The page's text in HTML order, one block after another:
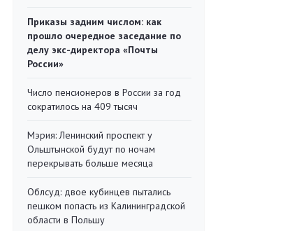
Приказы задним числом: как
прошло очередное заседание по
делу экс-директора «Почты
России»
Число пенсионеров в России за год
сократилось на 409 тысяч
Мэрия: Ленинский проспект у
Ольштынской будут по ночам
перекрывать больше месяца
Облсуд: двое кубинцев пытались
пешком попасть из Калининградской
области в Польшу